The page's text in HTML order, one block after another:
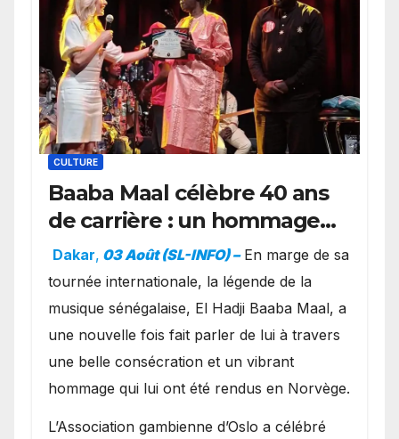
CULTURE
Baaba Maal célèbre 40 ans
de carrière : un hommage
exceptionnel à Oslo en
présence de la famille
royale.
Dakar, 03 Août (SL-INFO) – ​En marge de sa
tournée internationale, la légende de la
musique sénégalaise, El Hadji Baaba Maal, a
une nouvelle fois fait parler de lui à travers
une belle consécration et un vibrant
hommage qui lui ont été rendus en Norvège.
​L’Association gambienne d’Oslo a célébré